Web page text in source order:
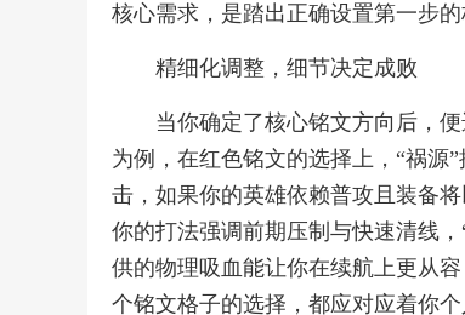
核心需求，是踏出正确设置第一步的
精细化调整，细节决定成败
当你确定了核心铭文方向后，
为例，在红色铭文的选择上，“祸源
击，如果你的英雄依赖普攻且装备
你的打法强调前期压制与快速清线
供的物理吸血能让你在续航上更从
个铭文格子的选择，都应对应着你个